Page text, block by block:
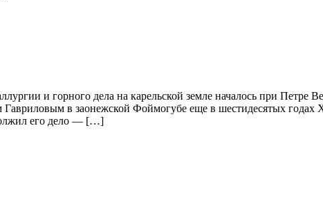
и горного дела на карельской земле началось при
в заонежской Фоймогубе еще в шестидесятых
его дело — […]